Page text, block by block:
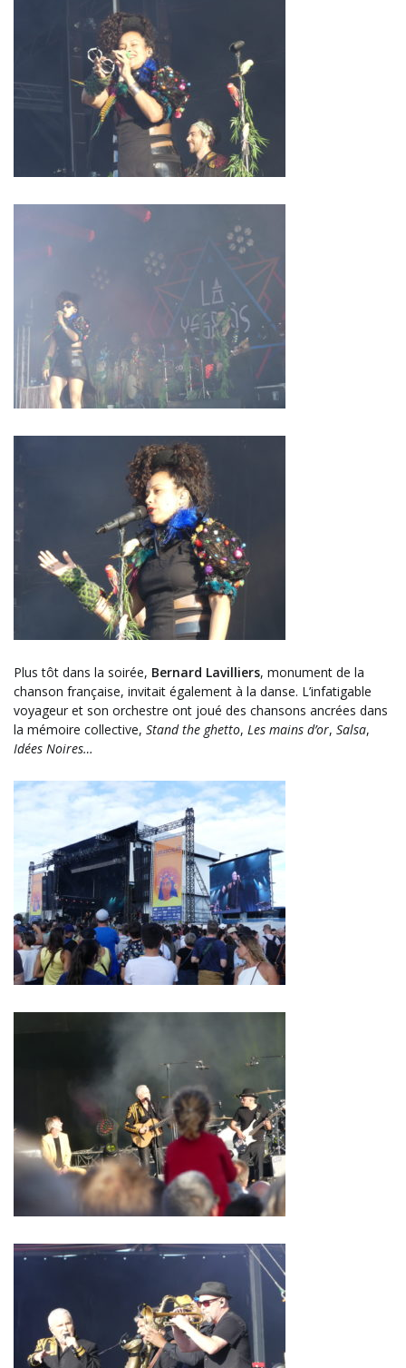
Plus tôt dans la soirée, Bernard Lavilliers, monument de la
chanson française, invitait également à la danse. L’infatigable
voyageur et son orchestre ont joué des chansons ancrées dans
la mémoire collective, Stand the ghetto, Les mains d’or, Salsa,
Idées Noires…